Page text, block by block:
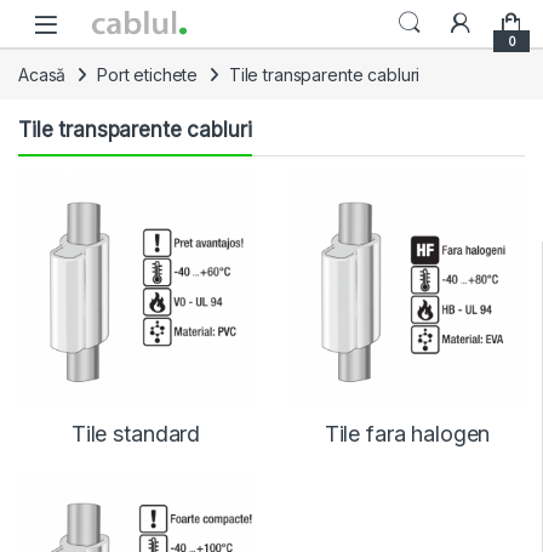
Skip to navigation
Skip to content
0
Acasă Port etichete Tile transparente cabluri
Tile transparente cabluri
Tile standard Tile fara halogen